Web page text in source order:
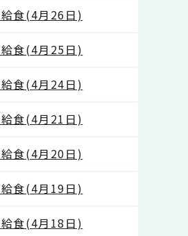
食(4月26日)
食(4月25日)
食(4月24日)
食(4月21日)
食(4月20日)
食(4月19日)
食(4月18日)